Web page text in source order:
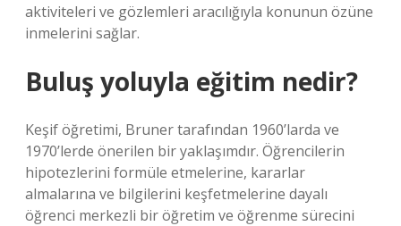
aktiviteleri ve gözlemleri aracılığıyla konunun özüne
inmelerini sağlar.
Buluş yoluyla eğitim nedir?
Keşif öğretimi, Bruner tarafından 1960’larda ve
1970’lerde önerilen bir yaklaşımdır. Öğrencilerin
hipotezlerini formüle etmelerine, kararlar
almalarına ve bilgilerini keşfetmelerine dayalı
öğrenci merkezli bir öğretim ve öğrenme sürecini